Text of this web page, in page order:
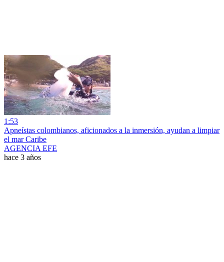
1:53
Apneístas colombianos, aficionados a la inmersión, ayudan a limpiar
el mar Caribe
AGENCIA EFE
hace 3 años